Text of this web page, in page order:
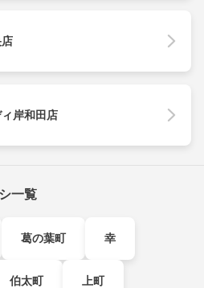
岸和田店
一覧
葛の葉町 幸
伯太町 上町